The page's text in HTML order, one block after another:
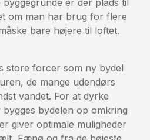
om man har brug for flere
bare højere til loftet.
store forcer som ny bydel
de mange udendørs
vandet. For at dyrke
bygges bydelen op omkring
giver optimale muligheder